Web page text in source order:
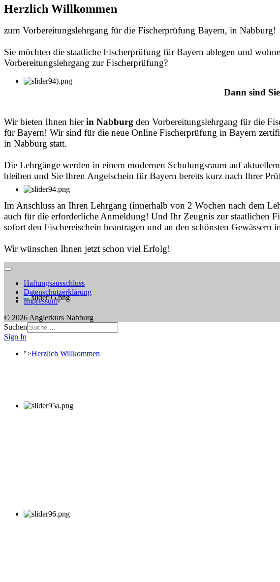
Herzlich Willkommen
zum Vorbereitungslehrgang für die Fischerprüfung Bayern, in Nabburg!
Sie möchten die staatliche Fischerprüfung für Bayern ablegen und
Vorbereitungslehrgang zur Fischerprüfung?
Dann sind
Wir bieten Ihnen hierin Nabburg den Vorbereitungslehrgang für die
für Bayern! Wir sind für die neue Online Fischerprüfung in Bayern
in Nabburg statt.
Die Lehrgänge werden in einem modernen Schulungsraum auf
bleiben und Sie Ihren Angelschein für Bayern bereits kurz nach Ihrer
Im Anschluss an Ihren Lehrgang (innerhalb von 2 Wochen nach dem
auch für die erforderliche Anmeldung! Und Ihr Zeugnis zur staatlichen
sofort den Fischereischein beantragen und an den schönsten Gewässern
Wir wünschen Ihnen jetzt schon viel Erfolg!
Haftungsausschluss
Datenschutzerklärung
Impressum
© 2026 Anglerkurs Nabburg
Suchen
Sign In
">Herzlich Willkommen